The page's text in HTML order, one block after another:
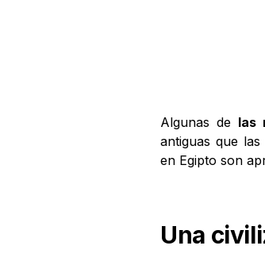
Algunas de las
antiguas que
en Egipto son
Una